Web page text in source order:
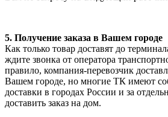
5. Получение заказа в Вашем городе
Как только товар доставят до
ждите звонка от оператора
правило, компания-перевозчик
Вашем городе, но многие ТК имеют
доставки в городах России и за
доставить заказ на дом.